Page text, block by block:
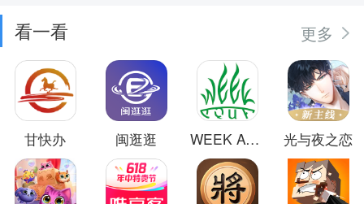
看一看 更多
甘快办 闽逛逛 WEEK AQUA 光与夜之恋